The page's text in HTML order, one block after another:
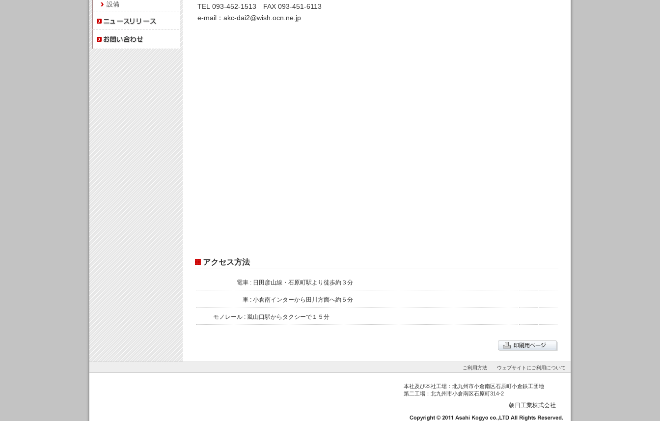
TEL 093-452-1513 FAX 093-451-6113
e-mail： akc-dai2@wish.ocn.ne.jp
アクセス方法
電車 : 日田彦山線・石原町駅より徒歩約３分
車 : 小倉南インターから田川方面へ約５分
モノレール : 嵐山口駅からタクシーで１５分
設備
ウェブサイトにご利用について
ご利用方法
本社及び本社工場：北九州市小倉南区石原町小倉鉄工団地
第二工場：北九州市小倉南区石原町314-2
朝日工業株式会社